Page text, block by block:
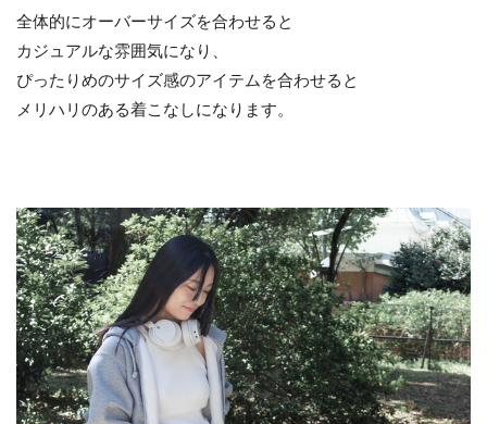
全体的にオーバーサイズを合わせると
カジュアルな雰囲気になり、
ぴったりめのサイズ感のアイテムを合わせると
メリハリのある着こなしになります。